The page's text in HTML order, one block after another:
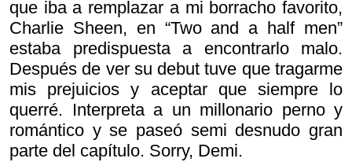
que iba a remplazar a mi borracho favorito,
Charlie Sheen, en “Two and a half men”
estaba predispuesta a encontrarlo malo.
Después de ver su debut tuve que tragarme
mis prejuicios y aceptar que siempre lo
querré. Interpreta a un millonario perno y
romántico y se paseó semi desnudo gran
parte del capítulo. Sorry, Demi.